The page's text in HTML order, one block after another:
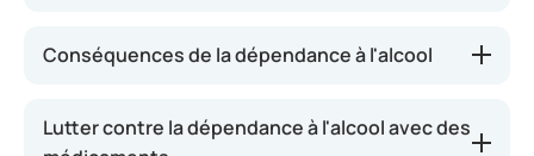
La dépendance à l'alcool se manifeste par les
symptômes suivants :
Consommation de plus de 14 verres (femmes)
ou 21 verres (hommes) de boissons alcoolisées
Conséquences de la dépendance à l'alcool
Lutter contre la dépendance à l'alcool avec des